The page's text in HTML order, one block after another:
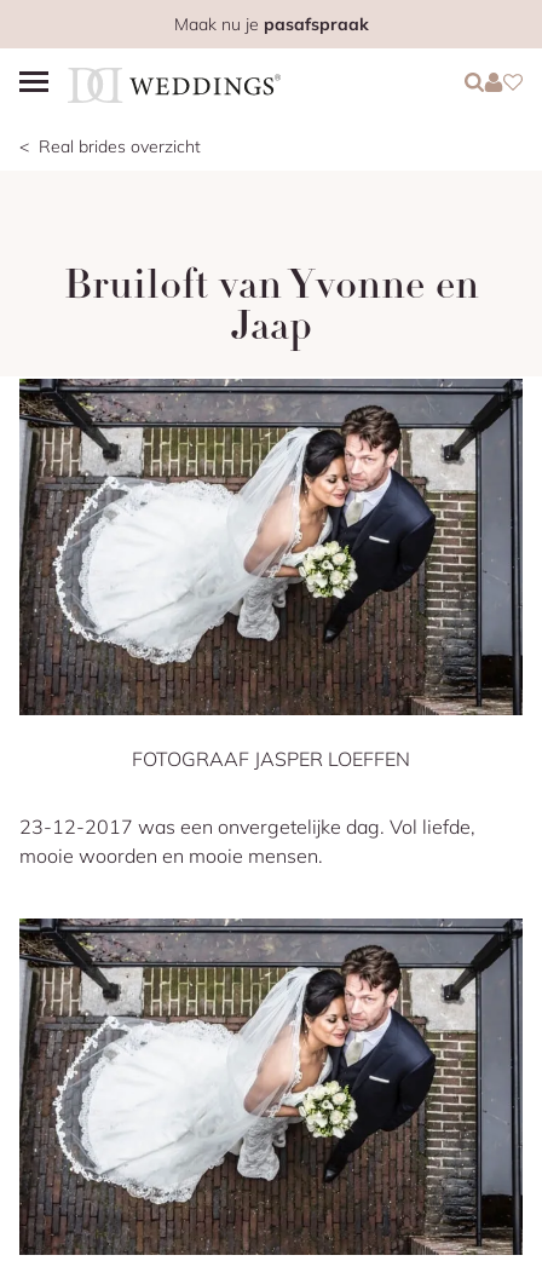
Maak nu je pasafspraak
Login
Login
Real brides overzicht
Bruiloft van Yvonne en
Jaap
FOTOGRAAF JASPER LOEFFEN
23-12-2017 was een onvergetelijke dag. Vol liefde,
mooie woorden en mooie mensen.